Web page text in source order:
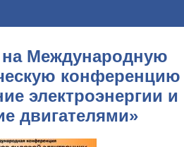
Международную
конференцию
электроэнергии и
двигателями»